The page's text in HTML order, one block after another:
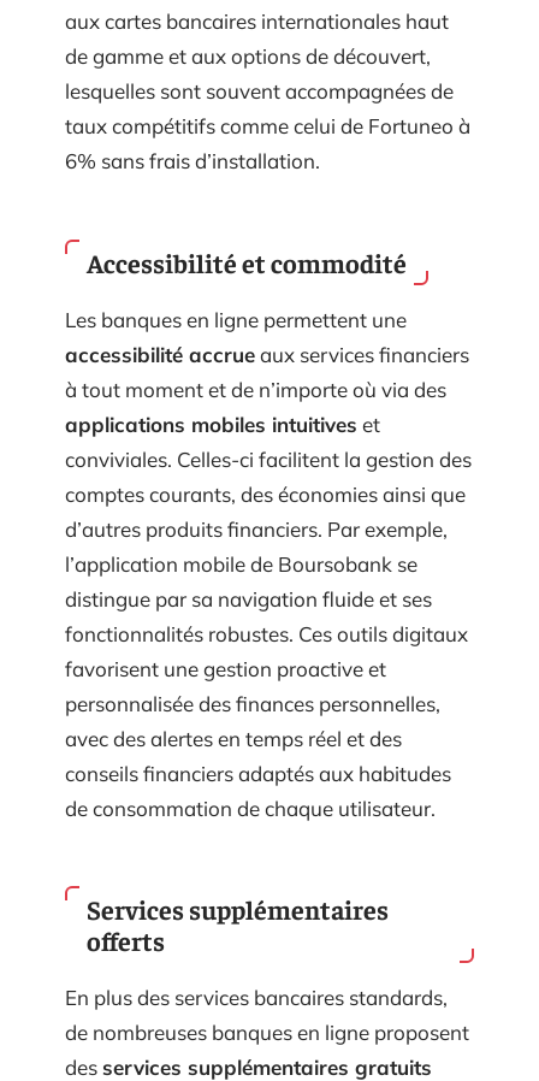
aux cartes bancaires internationales haut
de gamme et aux options de découvert,
lesquelles sont souvent accompagnées de
taux compétitifs comme celui de Fortuneo à
6% sans frais d’installation.
Accessibilité et commodité
Les banques en ligne permettent une
accessibilité accrueaux services financiers
à tout moment et de n’importe où via des
applications mobiles intuitives et
conviviales. Celles-ci facilitent la gestion des
comptes courants, des économies ainsi que
d’autres produits financiers. Par exemple,
l’application mobile de Boursobank se
distingue par sa navigation fluide et ses
fonctionnalités robustes. Ces outils digitaux
favorisent une gestion proactive et
personnalisée des finances personnelles,
avec des alertes en temps réel et des
conseils financiers adaptés aux habitudes
de consommation de chaque utilisateur.
Services supplémentaires
offerts
En plus des services bancaires standards,
de nombreuses banques en ligne proposent
desservices supplémentaires gratuits